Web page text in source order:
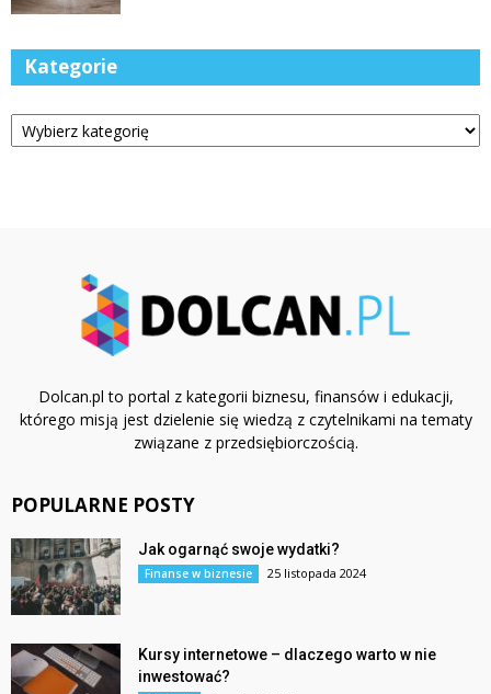
Kategorie
Kategorie
Dolcan.pl to portal z kategorii biznesu, finansów i edukacji,
którego misją jest dzielenie się wiedzą z czytelnikami na tematy
związane z przedsiębiorczością.
POPULARNE POSTY
Jak ogarnąć swoje wydatki?
Finanse w biznesie 25 listopada 2024
Kursy internetowe – dlaczego warto w nie
inwestować?